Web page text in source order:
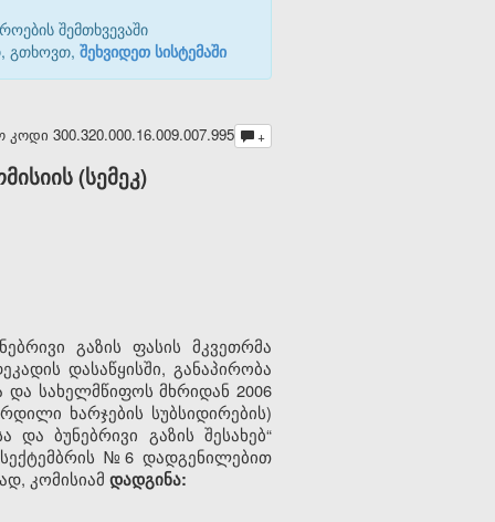
შემთხვევაში
გთხოვთ, შეხვიდეთ სისტემაში
+
300.320.000.16.009.007.995
(სემეკ)
გაზის ფასის მკვეთრმა
დასაწყისში, განაპირობა
და სახელმწიფოს მხრიდან 2006
ხარჯების სუბსიდირების)
ბუნებრივი გაზის შესახებ“
№6 დადგენილებით
კომისიამ დადგინა: